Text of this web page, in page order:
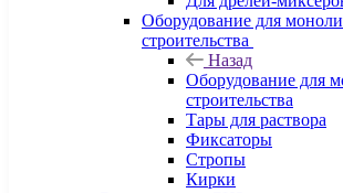
Оборудование для
строительства
Назад
Оборудование для
строительства
Тары для раствора
Фиксаторы
Стропы
Кирки